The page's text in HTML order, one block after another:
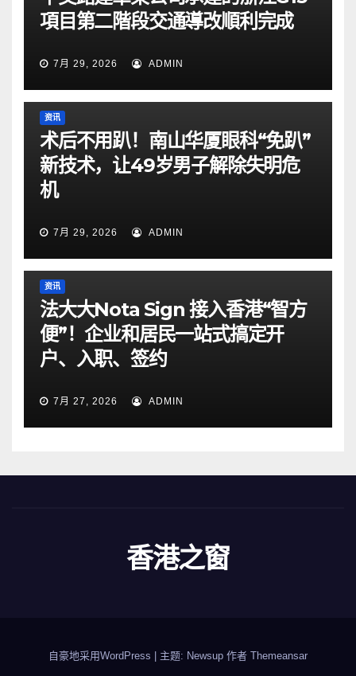
項目第二階段交通導改順利完成
7月 29, 2026 ADMIN
资讯
术后不用趴！南山华厦眼科“免趴”
新技术，让49岁男子解除失明危
机
7月 29, 2026 ADMIN
资讯
法大大Nota Sign 接入香港“智方
便”！企业和居民一站式搞定开
户、入职、签约
7月 27, 2026 ADMIN
香港之窗
自豪地采用WordPress 主题: Newsup 作者 Themeansar